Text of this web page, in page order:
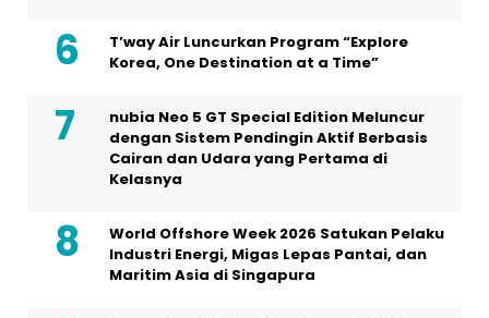
T’way Air Luncurkan Program “Explore
Korea, One Destination at a Time”
nubia Neo 5 GT Special Edition Meluncur
dengan Sistem Pendingin Aktif Berbasis
Cairan dan Udara yang Pertama di
Kelasnya
World Offshore Week 2026 Satukan Pelaku
Industri Energi, Migas Lepas Pantai, dan
Maritim Asia di Singapura